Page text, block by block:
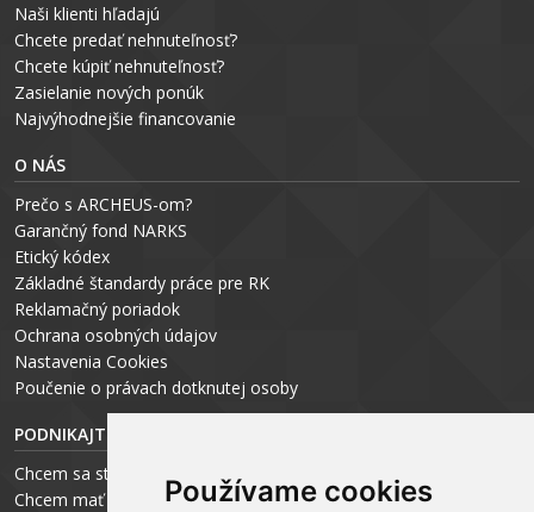
Používame cookies
Naši klienti hľadajú
Chcete predať nehnuteľnosť?
Chcete kúpiť nehnuteľnosť?
Zasielanie nových ponúk
Najvýhodnejšie financovanie
O NÁS
Prečo s ARCHEUS-om?
Garančný fond NARKS
Etický kódex
Základné štandardy práce pre RK
Reklamačný poriadok
Ochrana osobných údajov
Nastavenia Cookies
Poučenie o právach dotknutej osoby
PODNIKAJTE S ARCHEUS-OM
Chcem sa stať realitným odborníkom
Chcem mať vlastnú kanceláriu